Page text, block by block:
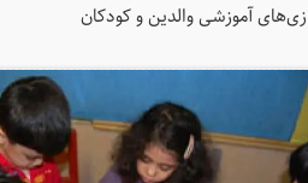
آموزشی والدین و کودکان